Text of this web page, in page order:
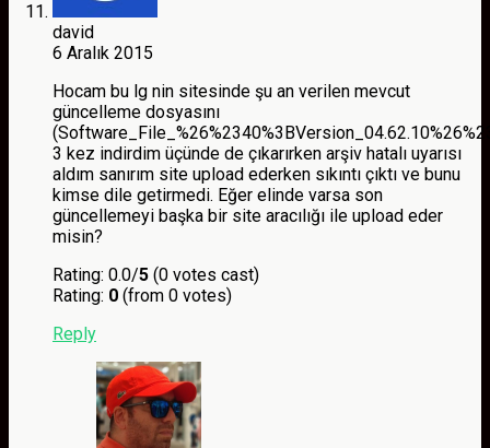
david
6 Aralık 2015
Hocam bu lg nin sitesinde şu an verilen mevcut
güncelleme dosyasını
3 kez indirdim üçünde de çıkarırken arşiv hatalı uyarısı
aldım sanırım site upload ederken sıkıntı çıktı ve bunu
kimse dile getirmedi. Eğer elinde varsa son
güncellemeyi başka bir site aracılığı ile upload eder
misin?
Rating: 0.0/5 (0 votes cast)
Rating: 0 (from 0 votes)
Reply